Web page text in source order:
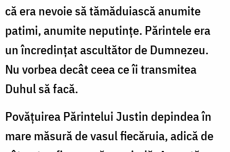
că era nevoie să tămăduiască anumite
patimi, anumite neputințe. Părintele era
un încredințat ascultător de Dumnezeu.
Nu vorbea decât ceea ce îi transmitea
Duhul să facă.
Povățuirea Părintelui Justin depindea în
mare măsură de vasul fiecăruia, adică de